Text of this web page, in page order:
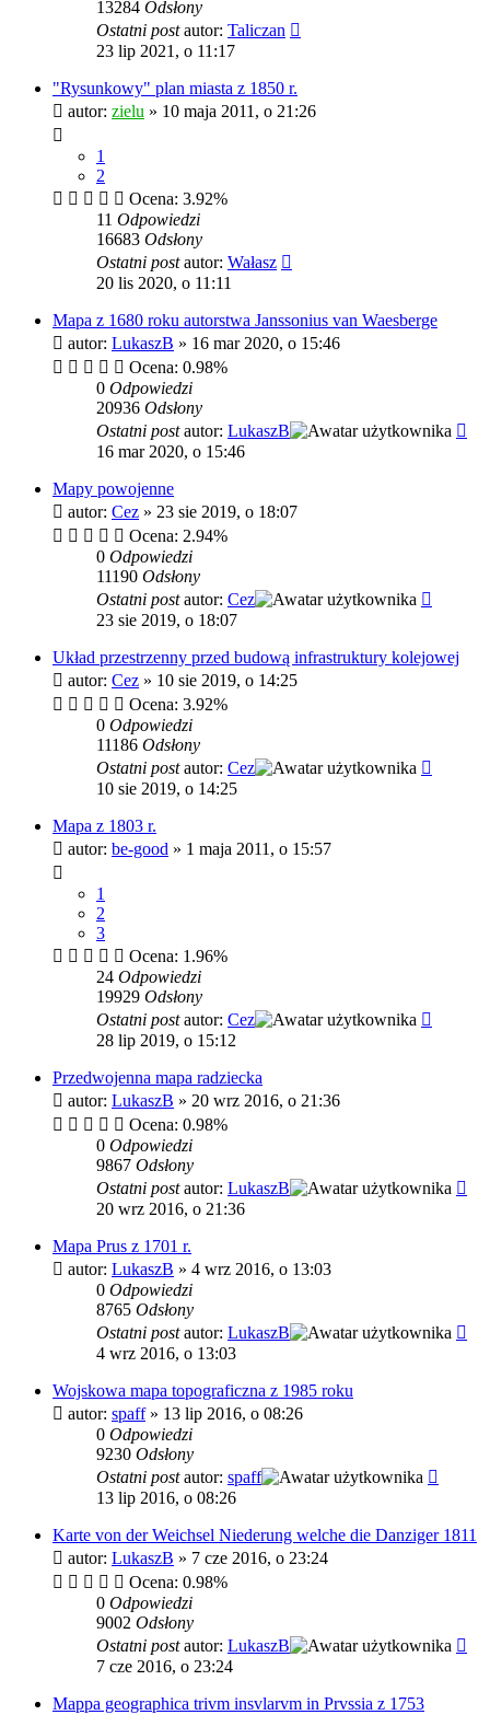
13284 Odsłony
Ostatni postautor: Taliczan
23 lip 2021, o 11:17
"Rysunkowy" plan miasta z 1850 r.
autor: zielu » 10 maja 2011, o 21:26
1
2
Ocena: 3.92%
11 Odpowiedzi
16683 Odsłony
Ostatni postautor: Wałasz
20 lis 2020, o 11:11
Mapa z 1680 roku autorstwa Janssonius van Waesberge
autor: LukaszB » 16 mar 2020, o 15:46
Ocena: 0.98%
0 Odpowiedzi
20936 Odsłony
Ostatni postautor: LukaszB
16 mar 2020, o 15:46
Mapy powojenne
autor: Cez » 23 sie 2019, o 18:07
Ocena: 2.94%
0 Odpowiedzi
11190 Odsłony
Ostatni postautor: Cez
23 sie 2019, o 18:07
Układ przestrzenny przed budową infrastruktury kolejowej
autor: Cez » 10 sie 2019, o 14:25
Ocena: 3.92%
0 Odpowiedzi
11186 Odsłony
Ostatni postautor: Cez
10 sie 2019, o 14:25
Mapa z 1803 r.
autor: be-good » 1 maja 2011, o 15:57
1
2
3
Ocena: 1.96%
24 Odpowiedzi
19929 Odsłony
Ostatni postautor: Cez
28 lip 2019, o 15:12
Przedwojenna mapa radziecka
autor: LukaszB » 20 wrz 2016, o 21:36
Ocena: 0.98%
0 Odpowiedzi
9867 Odsłony
Ostatni postautor: LukaszB
20 wrz 2016, o 21:36
Mapa Prus z 1701 r.
autor: LukaszB » 4 wrz 2016, o 13:03
0 Odpowiedzi
8765 Odsłony
Ostatni postautor: LukaszB
4 wrz 2016, o 13:03
Wojskowa mapa topograficzna z 1985 roku
autor: spaff» 13 lip 2016, o 08:26
0 Odpowiedzi
9230 Odsłony
Ostatni postautor: spaff
13 lip 2016, o 08:26
Karte von der Weichsel Niederung welche die Danziger 1811
autor: LukaszB » 7 cze 2016, o 23:24
Ocena: 0.98%
0 Odpowiedzi
9002 Odsłony
Ostatni postautor: LukaszB
7 cze 2016, o 23:24
Mappa geographica trivm insvlarvm in Prvssia z 1753